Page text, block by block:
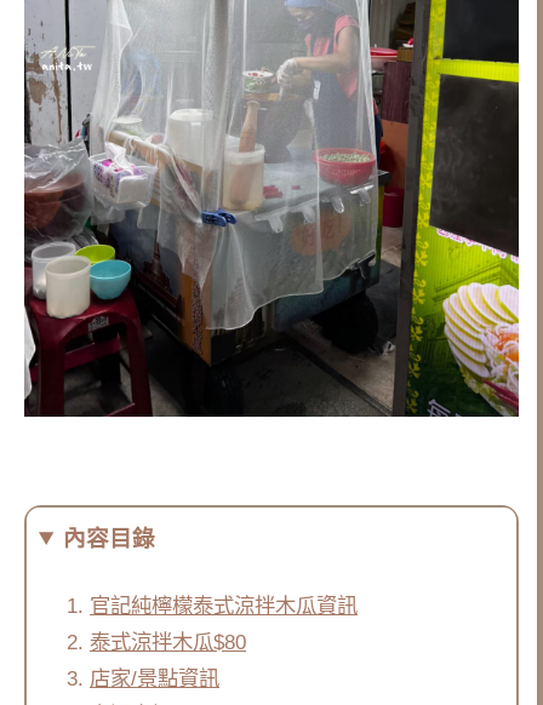
內容目錄
官記純檸檬泰式涼拌木瓜資訊
泰式涼拌木瓜$80
店家/景點資訊